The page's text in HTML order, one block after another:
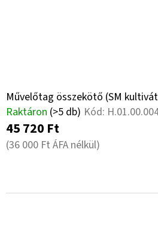
Művelőtag összekötő (SM
Raktáron (>5 db) Kód:
45 720 Ft
(36 000 Ft ÁFA nélkül)